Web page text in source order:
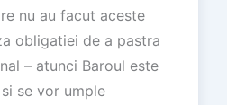
nu au facut aceste
obligatiei de a pastra
– atunci Baroul este
se vor umple